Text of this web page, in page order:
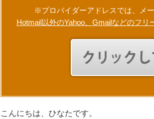
※プロバイダーアドレスでは、メ
Hotmail以外のYahoo、Gmailなどのフリ
こんにちは、ひなたです。